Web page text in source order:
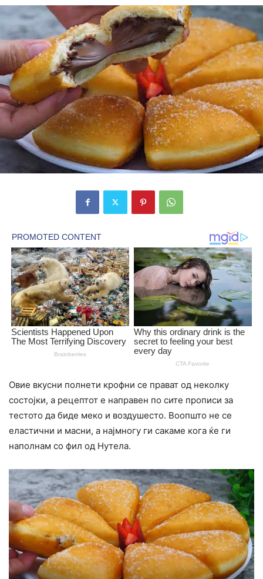
Овие вкусни полнети крофни се прават од неколку
состојки, а рецептот е направен по сите прописи за
тестото да биде меко и воздушесто. Воопшто не се
еластични и масни, а најмногу ги сакаме кога ќе ги
наполнам со фил од Нутела.